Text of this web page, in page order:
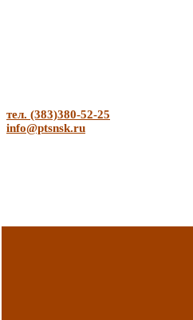
тел. (383)380-52-25
info@ptsnsk.ru